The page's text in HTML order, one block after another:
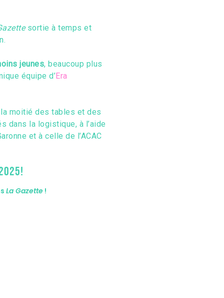
sortie à temps et
jeunes, beaucoup plus
équipe d’Era
moitié des tables et des
dans la logistique, à l’aide
et à celle de l’ACAC
La Gazette !